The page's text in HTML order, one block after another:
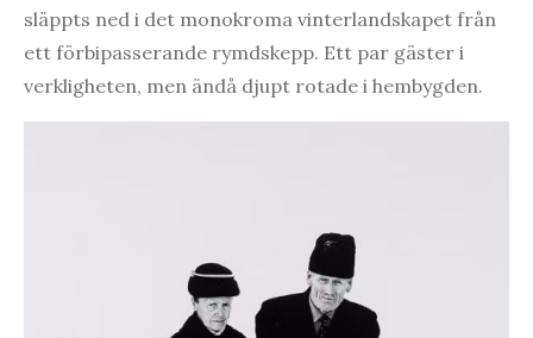
släppts ned i det monokroma vinterlandskapet från
ett förbipasserande rymdskepp. Ett par gäster i
verkligheten, men ändå djupt rotade i hembygden.